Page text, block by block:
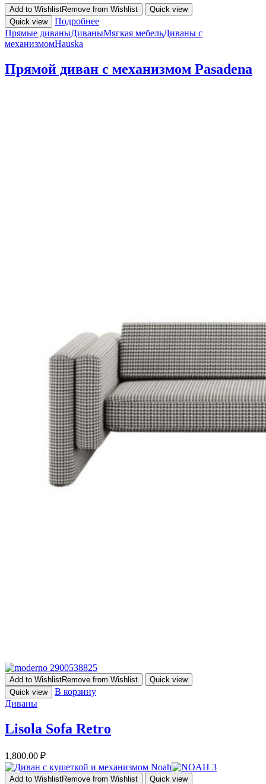
Add to WishlistRemove from Wishlist
Quick view
Quick view
Подробнее
Прямые диваныДиваныМягкая мебельДиваны с
механизмомHauska
Прямой диван с механизмом Pasadena
Add to WishlistRemove from Wishlist
Quick view
Quick view
В корзину
Диваны
Lisola Sofa Retro
1,800.00 ₽
Add to WishlistRemove from Wishlist
Quick view